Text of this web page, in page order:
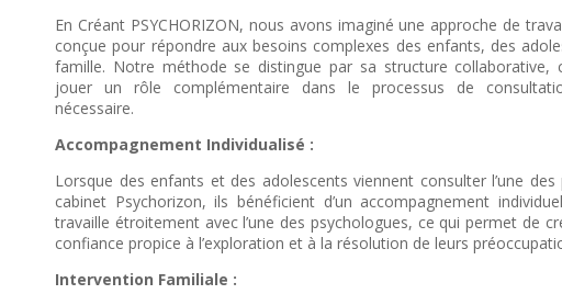
En Créant PSYCHORIZON, nous avons imaginé une approche de
conçue pour répondre aux besoins complexes des enfants, des
famille. Notre méthode se distingue par sa structure collaborative,
jouer un rôle complémentaire dans le processus de
nécessaire.
Accompagnement Individualisé :
Lorsque des enfants et des adolescents viennent consulter l’une des
cabinet Psychorizon, ils bénéficient d’un accompagnement
travaille étroitement avec l’une des psychologues, ce qui permet de
confiance propice à l’exploration et à la résolution de leurs
Intervention Familiale :